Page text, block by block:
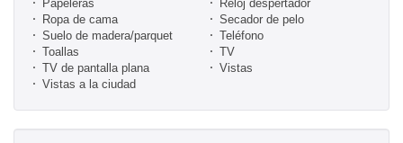
Papeleras
Reloj despertador
Ropa de cama
Secador de pelo
Suelo de madera/parquet
Teléfono
Toallas
TV
TV de pantalla plana
Vistas
Vistas a la ciudad